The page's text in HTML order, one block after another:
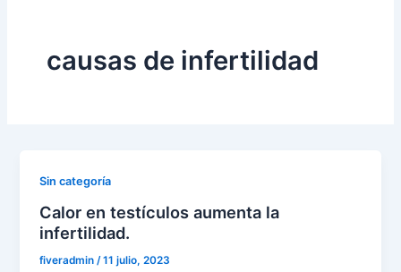
causas de infertilidad
Sin categoría
Calor en testículos aumenta la
infertilidad.
fiveradmin/11 julio, 2023